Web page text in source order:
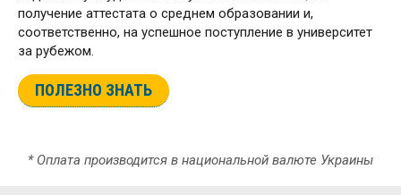
получение аттестата о среднем образовании и,
соответственно, на успешное поступление в университет
за рубежом.
ПОЛЕЗНО ЗНАТЬ
* Оплата производится в национальной валюте Украины